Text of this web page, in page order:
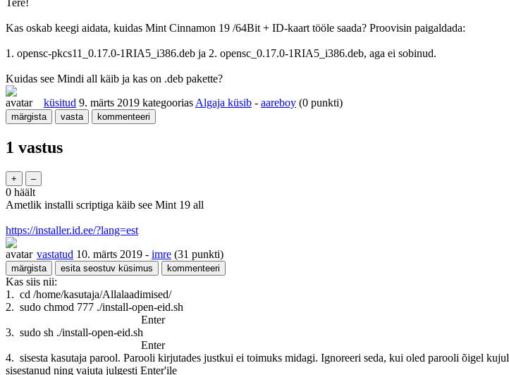
Kas oskab keegi aidata, kuidas Mint Cinnamon 19 /64Bit + ID-kaart tööle saada? Proovisin paigaldada:
1. opensc-pkcs11_0.17.0-1RIA5_i386.deb ja 2. opensc_0.17.0-1RIA5_i386.deb, aga ei sobinud.
Kuidas see Mindi all käib ja kas on .deb pakette?
küsitud 9. märts 2019 kategoorias Algaja küsib - aareboy (0 punkti)
1 vastus
0 häält
Ametlik installi scriptiga käib see Mint 19 all
https://installer.id.ee/?lang=est
vastatud 10. märts 2019 - imre (31 punkti)
Kas siis nii:
1. cd /home/kasutaja/Allalaadimised/
2. sudo chmod 777 ./install-open-eid.sh
Enter
3. sudo sh ./install-open-eid.sh
Enter
4. sisesta kasutaja parool. Parooli kirjutades justkui ei toimuks midagi. Ignoreeri seda, kui oled parooli õigel kujul
sisestanud ning vajuta julgesti Enter'ile